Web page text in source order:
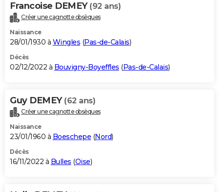
Francoise DEMEY (92 ans)
Créer une cagnotte obsèques
Naissance
28/01/1930 à Wingles (Pas-de-Calais)
Décès
02/12/2022 à Bouvigny-Boyeffles (Pas-de-Calais)
Guy DEMEY (62 ans)
Créer une cagnotte obsèques
Naissance
23/01/1960 à Boeschepe (Nord)
Décès
16/11/2022 à Bulles (Oise)